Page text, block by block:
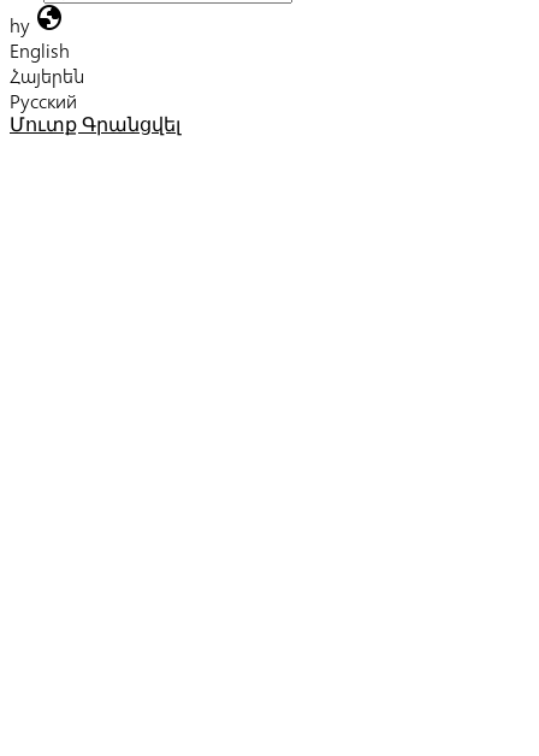
hy globe
English
Հայերեն
Русский
Մուտք Գրանցվել